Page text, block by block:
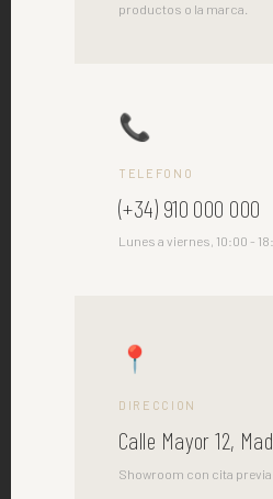
productos o la marca.
📞
TELEFONO
(+34) 910 000 000
Lunes a viernes, 10:00 -
📍
DIRECCION
Calle Mayor 12,
Showroom con cita